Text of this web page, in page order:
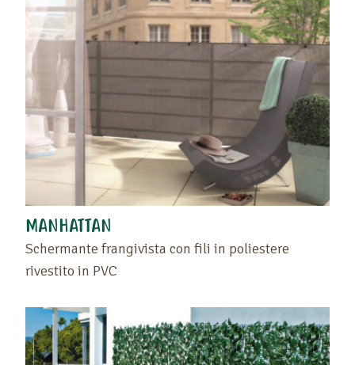
MANHATTAN
Schermante frangivista con fili in poliestere
rivestito in PVC